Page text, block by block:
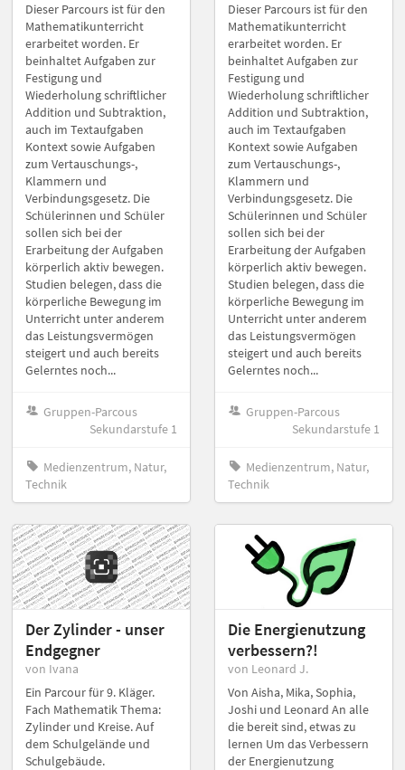
Dieser Parcours ist für den
Mathematikunterricht
erarbeitet worden. Er
beinhaltet Aufgaben zur
Festigung und
Wiederholung schriftlicher
Addition und Subtraktion,
auch im Textaufgaben
Kontext sowie Aufgaben
zum Vertauschungs-,
Klammern und
Verbindungsgesetz. Die
Schülerinnen und Schüler
sollen sich bei der
Erarbeitung der Aufgaben
körperlich aktiv bewegen.
Studien belegen, dass die
körperliche Bewegung im
Unterricht unter anderem
das Leistungsvermögen
steigert und auch bereits
Gelerntes noch...
Gruppen-Parcous
Sekundarstufe 1
Medienzentrum, Natur,
Technik
Dieser Parcours ist für den
Mathematikunterricht
erarbeitet worden. Er
beinhaltet Aufgaben zur
Festigung und
Wiederholung schriftlicher
Addition und Subtraktion,
auch im Textaufgaben
Kontext sowie Aufgaben
zum Vertauschungs-,
Klammern und
Verbindungsgesetz. Die
Schülerinnen und Schüler
sollen sich bei der
Erarbeitung der Aufgaben
körperlich aktiv bewegen.
Studien belegen, dass die
körperliche Bewegung im
Unterricht unter anderem
das Leistungsvermögen
steigert und auch bereits
Gelerntes noch...
Gruppen-Parcous
Sekundarstufe 1
Medienzentrum, Natur,
Technik
Der Zylinder - unser
Endgegner
von Ivana
Ein Parcour für 9. Kläger.
Fach Mathematik Thema:
Zylinder und Kreise. Auf
dem Schulgelände und
Schulgebäude.
Die Energienutzung
verbessern?!
von Leonard J.
Von Aisha, Mika, Sophia,
Joshi und Leonard An alle
die bereit sind, etwas zu
lernen Um das Verbessern
der Energienutzung